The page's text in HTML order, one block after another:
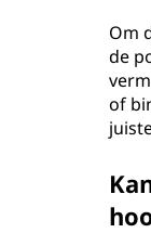
Om
de
of